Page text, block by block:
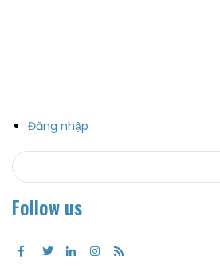
Đăng nhập
Search
Search
Follow us